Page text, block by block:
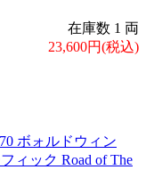
在庫数 1 両
23,600円(税込)
ボォルドウィン
ィック Road of The